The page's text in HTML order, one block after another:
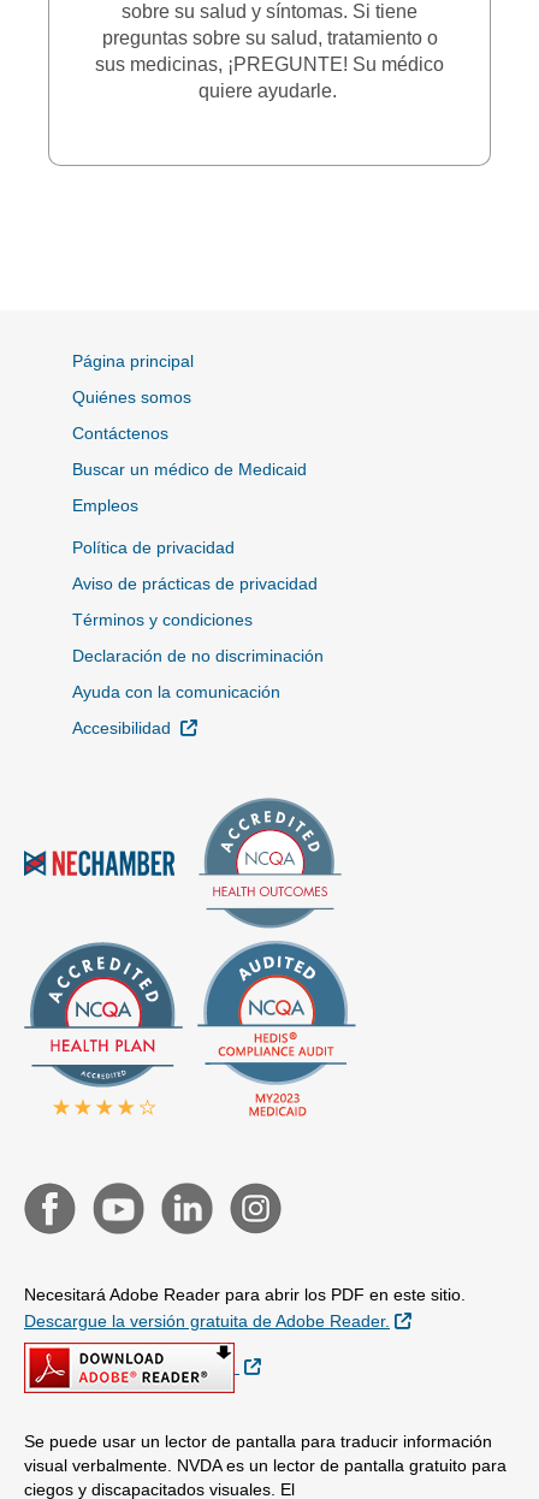
sobre su salud y síntomas. Si tiene
preguntas sobre su salud, tratamiento o
sus medicinas, ¡PREGUNTE! Su médico
quiere ayudarle.
Página principal
Quiénes somos
Contáctenos
Buscar un médico de Medicaid
Empleos
Política de privacidad
Aviso de prácticas de privacidad
Términos y condiciones
Declaración de no discriminación
Ayuda con la comunicación
Accesibilidad
Sitio Externo
Necesitará Adobe Reader para abrir los PDF en este sitio.
Descargue la versión gratuita de Adobe Reader.
Sitio Externo
Sitio Externo
Se puede usar un lector de pantalla para traducir información
visual verbalmente. NVDA es un lector de pantalla gratuito para
ciegos y discapacitados visuales. El